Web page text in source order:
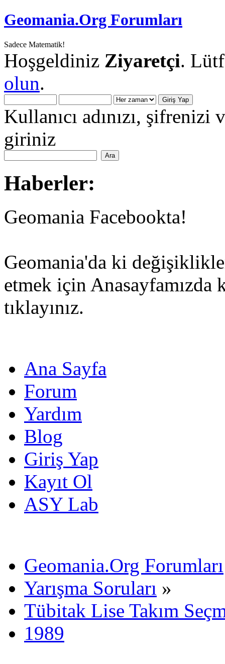
Geomania.Org Forumları
Sadece Matematik!
Hoşgeldiniz Ziyaretçi.
olun.
Kullanıcı adınızı,
giriniz
Haberler:
Geomania Facebookta!
Geomania'da ki
etmek için
tıklayınız.
Ana Sayfa
Forum
Yardım
Blog
Giriş Yap
Kayıt Ol
ASY Lab
Geomania.Org Forumları
Yarışma Soruları »
Tübitak Lise Takım
1989